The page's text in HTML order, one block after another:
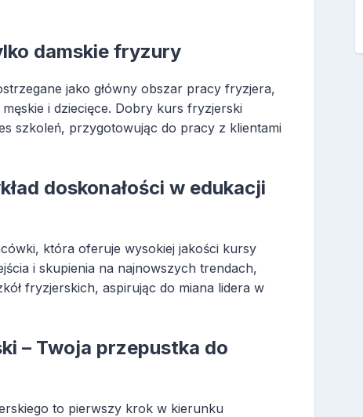
damskie fryzury
jako główny obszar pracy fryzjera,
i dziecięce. Dobry kurs fryzjerski
szkoleń, przygotowując do pracy z klientami
doskonałości w edukacji
która oferuje wysokiej jakości kursy
i skupienia na najnowszych trendach,
fryzjerskich, aspirując do miana lidera w
– Twoja przepustka do
to pierwszy krok w kierunku